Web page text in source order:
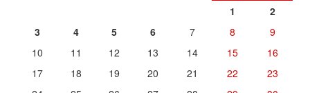
Израиль меняет курс
В эфире телеканала ITON-TV политолог Цви Маген,
АМАН, глава спецслужбы "Натив", ‎Чрезвычайный и
1
2
3
4 5 6 7 8
9
10
11 12 13 14 15
16
17
18 19 20 21 22
23